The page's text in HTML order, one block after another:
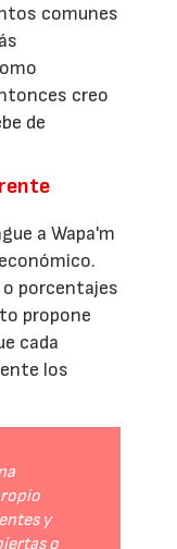
comunes
creo
de
a Wapa'm
porcentajes
propone
cada
los
y
o